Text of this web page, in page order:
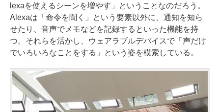
lexaを使えるシーンを増やす」ということなのだろう。
Alexaは「命令を聞く」という要素以外に、通知を知ら
せたり、音声でメモなどを記録するといった機能を持
つ。それらを活かし、ウェアラブルデバイスで「声だけ
でいろいろなことをする」という姿を模索している。